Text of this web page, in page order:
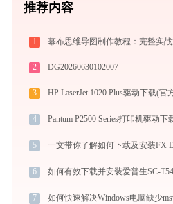
推荐内容
1 幕布思维导图制作教程：完整实
2 DG20260630102007
3 HP LaserJet 1020 Plus驱动下载(官
4
5
6
7 如何快速解决Windows电脑缺少